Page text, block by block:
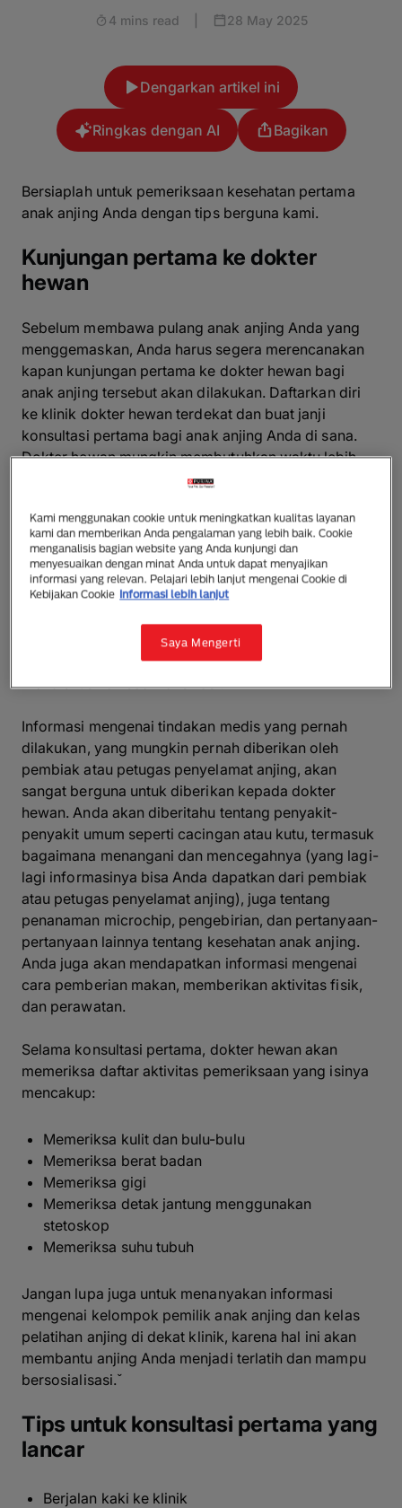
4 mins read 28 May 2025
Dengarkan artikel ini
Ringkas dengan AI Bagikan
Bersiaplah untuk pemeriksaan kesehatan pertama
anak anjing Anda dengan tips berguna kami.
Kunjungan pertama ke dokter
hewan
Sebelum membawa pulang anak anjing Anda yang
menggemaskan, Anda harus segera merencanakan
kapan kunjungan pertama ke dokter hewan bagi
anak anjing tersebut akan dilakukan. Daftarkan diri
ke klinik dokter hewan terdekat dan buat janji
konsultasi pertama bagi anak anjing Anda di sana.
Dokter hewan mungkin membutuhkan waktu lebih
lama dari pemeriksaan biasa untuk memastikan
Apa yang akan dilakukan pada
kunjungan pertama ke dokter
hewan
Pada konsultasi pertama, anak anjing Anda akan
diperiksa secara seksama dan dokter hewan akan
mendiskusikan soal vaksinasi.
Informasi mengenai tindakan medis yang pernah
dilakukan, yang mungkin pernah diberikan oleh
pembiak atau petugas penyelamat anjing, akan
sangat berguna untuk diberikan kepada dokter
hewan. Anda akan diberitahu tentang penyakit-
penyakit umum seperti cacingan atau kutu, termasuk
bagaimana menangani dan mencegahnya (yang lagi-
lagi informasinya bisa Anda dapatkan dari pembiak
atau petugas penyelamat anjing), juga tentang
penanaman microchip, pengebirian, dan pertanyaan-
pertanyaan lainnya tentang kesehatan anak anjing.
Anda juga akan mendapatkan informasi mengenai
cara pemberian makan, memberikan aktivitas fisik,
dan perawatan.
Selama konsultasi pertama, dokter hewan akan
memeriksa daftar aktivitas pemeriksaan yang isinya
mencakup:
Memeriksa kulit dan bulu-bulu
Memeriksa berat badan
Memeriksa gigi
Memeriksa detak jantung menggunakan
stetoskop
Memeriksa suhu tubuh
Jangan lupa juga untuk menanyakan informasi
mengenai kelompok pemilik anak anjing dan kelas
pelatihan anjing di dekat klinik, karena hal ini akan
membantu anjing Anda menjadi terlatih dan mampu
bersosialisasi.ˇ
Tips untuk konsultasi pertama yang
lancar
Berjalan kaki ke klinik
Kami menggunakan cookie untuk meningkatkan kualitas layanan
kami dan memberikan Anda pengalaman yang lebih baik. Cookie
menganalisis bagian website yang Anda kunjungi dan
menyesuaikan dengan minat Anda untuk dapat menyajikan
informasi yang relevan. Pelajari lebih lanjut mengenai Cookie di
Kebijakan Cookie Informasi lebih lanjut
Saya Mengerti